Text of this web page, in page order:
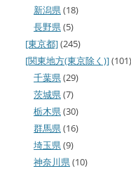
新潟県(18)
長野県(5)
[東京都](245)
[関東地方(東京除く)](101)
千葉県(29)
茨城県(7)
栃木県(30)
群馬県(16)
埼玉県(9)
神奈川県(10)